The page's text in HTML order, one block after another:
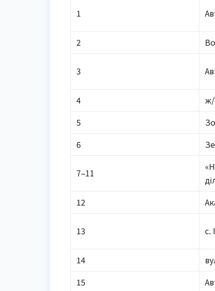
1
2
3
4
ж/
5
6
7–11
12
13 с.
14
15